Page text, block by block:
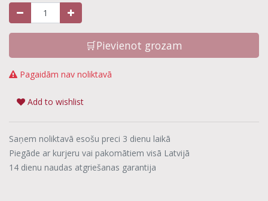
🛒Pievienot grozam
Pagaidām nav noliktavā
Add to wishlist
Saņem noliktavā esošu preci 3 dienu laikā
Piegāde ar kurjeru vai pakomātiem visā Latvijā
14 dienu naudas atgriešanas garantija